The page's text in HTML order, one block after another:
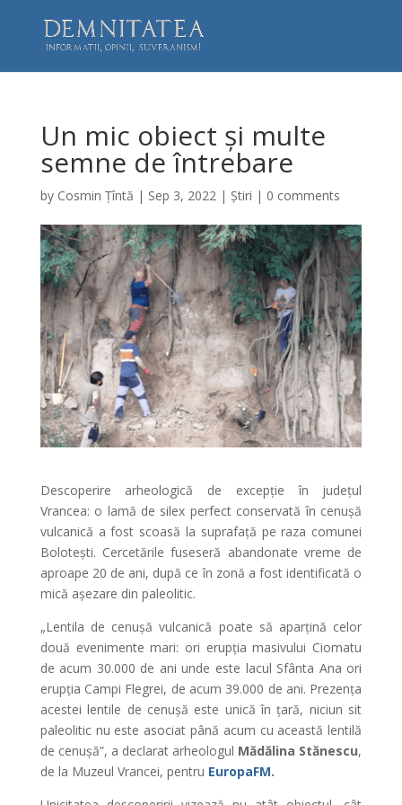
Un mic obiect și multe
semne de întrebare
by Cosmin Țîntă | Sep 3, 2022| Știri | 0 comments
Descoperire arheologică de excepție în județul
Vrancea: o lamă de silex perfect conservată în cenușă
vulcanică a fost scoasă la suprafață pe raza comunei
Bolotești. Cercetările fuseseră abandonate vreme de
aproape 20 de ani, după ce în zonă a fost identificată o
mică așezare din paleolitic.
„Lentila de cenușă vulcanică poate să aparțină celor
două evenimente mari: ori erupția masivului Ciomatu
de acum 30.000 de ani unde este lacul Sfânta Ana ori
erupția Campi Flegrei, de acum 39.000 de ani. Prezența
acestei lentile de cenușă este unică în țară, niciun sit
paleolitic nu este asociat până acum cu această lentilă
de cenușă”, a declarat arheologul Mădălina Stănescu,
de la Muzeul Vrancei, pentru EuropaFM.